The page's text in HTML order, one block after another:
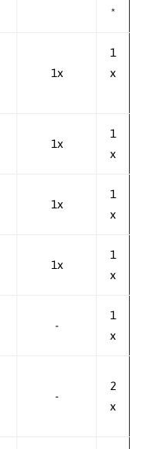
*
1x
1
x
1x
1
x
1x
1
x
1x
1
x
-
1
x
-
2
x